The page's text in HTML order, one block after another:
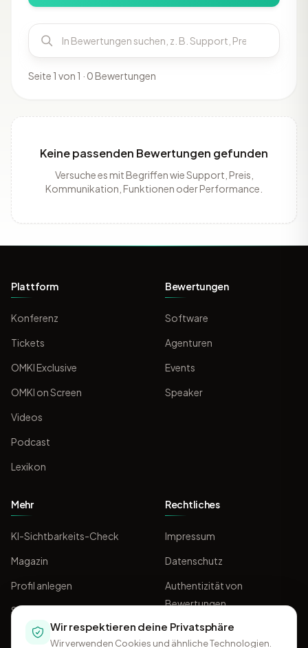
Seite 1 von 1 · 0 Bewertungen
Keine passenden Bewertungen gefunden
Versuche es mit Begriffen wie Support, Preis,
Kommunikation, Funktionen oder Performance.
Plattform
Konferenz
Tickets
OMKI Exclusive
OMKI on Screen
Videos
Podcast
Lexikon
Bewertungen
Software
Agenturen
Events
Speaker
Mehr
KI-Sichtbarkeits-Check
Magazin
Profil anlegen
Sponsoring
Rechtliches
Impressum
Datenschutz
Authentizität von
Bewertungen
AGB
Wir respektieren deine Privatsphäre
Wir verwenden Cookies und ähnliche Technologien.